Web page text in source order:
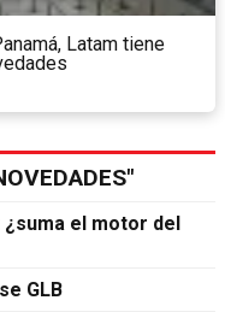
Latam tiene
el motor del
GLB